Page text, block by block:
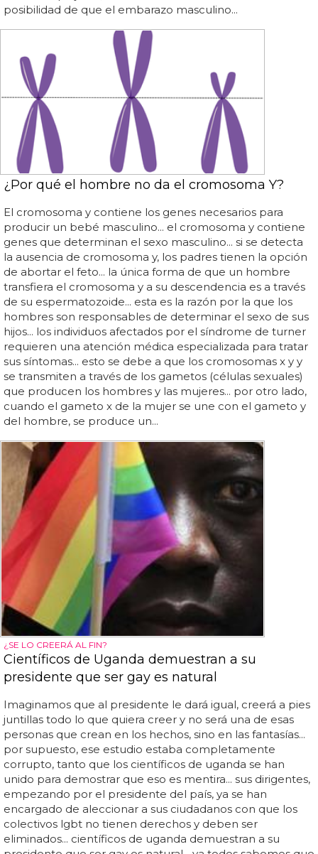
posibilidad de que el embarazo masculino...
¿Por qué el hombre no da el cromosoma Y?
El cromosoma y contiene los genes necesarios para
producir un bebé masculino... el cromosoma y contiene
genes que determinan el sexo masculino... si se detecta
la ausencia de cromosoma y, los padres tienen la opción
de abortar el feto... la única forma de que un hombre
transfiera el cromosoma y a su descendencia es a través
de su espermatozoide... esta es la razón por la que los
hombres son responsables de determinar el sexo de sus
hijos... los individuos afectados por el síndrome de turner
requieren una atención médica especializada para tratar
sus síntomas... esto se debe a que los cromosomas x y y
se transmiten a través de los gametos (células sexuales)
que producen los hombres y las mujeres... por otro lado,
cuando el gameto x de la mujer se une con el gameto y
del hombre, se produce un...
¿SE LO CREERÁ AL FIN?
Científicos de Uganda demuestran a su
presidente que ser gay es natural
Imaginamos que al presidente le dará igual, creerá a pies
juntillas todo lo que quiera creer y no será una de esas
personas que crean en los hechos, sino en las fantasías...
por supuesto, ese estudio estaba completamente
corrupto, tanto que los científicos de uganda se han
unido para demostrar que eso es mentira... sus dirigentes,
empezando por el presidente del país, ya se han
encargado de aleccionar a sus ciudadanos con que los
colectivos lgbt no tienen derechos y deben ser
eliminados... científicos de uganda demuestran a su